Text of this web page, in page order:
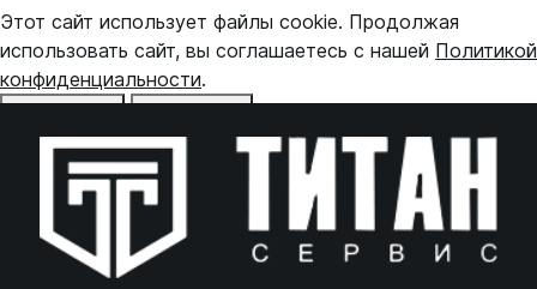
Этот сайт использует файлы cookie. Продолжая
использовать сайт, вы соглашаетесь с нашей Политикой
конфиденциальности.
Online чат